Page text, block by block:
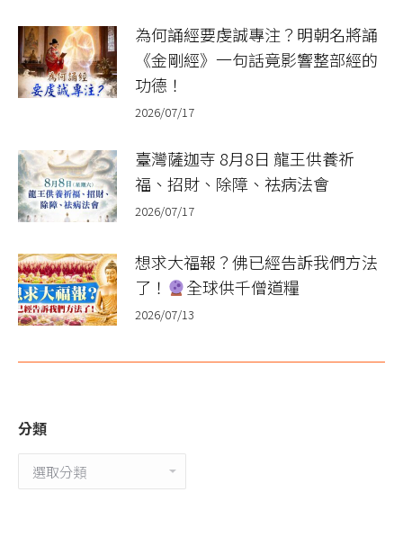
為何誦經要虔誠專注？明朝名將誦
《金剛經》一句話竟影響整部經的
功德！
2026/07/17
臺灣薩迦寺 8月8日 龍王供養祈
福、招財、除障、祛病法會
2026/07/17
想求大福報？佛已經告訴我們方法
了！
全球供千僧道糧
2026/07/13
分類
類